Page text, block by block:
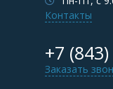
Контакты
+7 (843)
Заказать